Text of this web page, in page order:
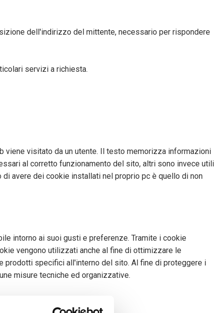
dell'indirizzo del mittente, necessario per rispondere
servizi a richiesta.
viene visitato da un utente. Il testo memorizza informazioni
al corretto funzionamento del sito, altri sono invece utili
avere dei cookie installati nel proprio pc è quello di non
intorno ai suoi gusti e preferenze. Tramite i cookie
vengono utilizzati anche al fine di ottimizzare le
prodotti specifici all'interno del sito. Al fine di proteggere i
misure tecniche ed organizzative.